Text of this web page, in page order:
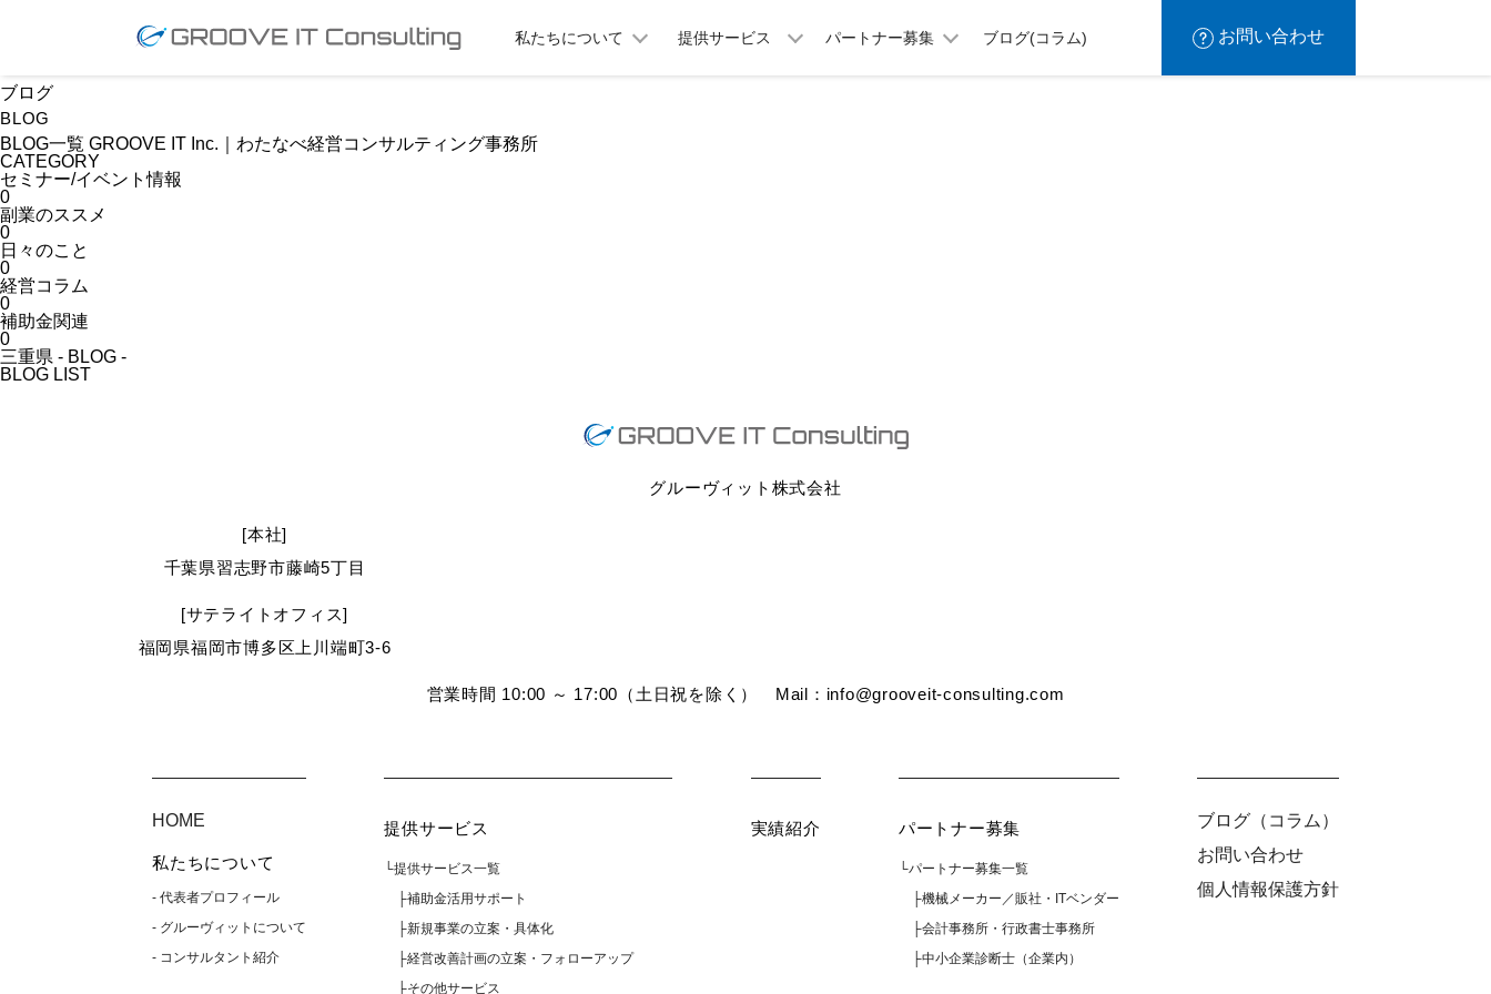
私たちについて 提供サービス パートナー募集 ブログ(コラム) お問い合わせ
ブログ
BLOG
BLOG一覧 GROOVE IT Inc.｜わたなべ経営コンサルティング事務所
CATEGORY
セミナー/イベント情報
0
副業のススメ
0
日々のこと
0
経営コラム
0
補助金関連
0
三重県 - BLOG -
BLOG LIST
グルーヴィット株式会社
[本社]
千葉県習志野市藤崎5丁目
[サテライトオフィス]
福岡県福岡市博多区上川端町3-6
営業時間 10:00 ～ 17:00（土日祝を除く） Mail：info@grooveit-consulting.com
HOME
私たちについて
- 代表者プロフィール
- グルーヴィットについて
- コンサルタント紹介
提供サービス
└提供サービス一覧
├補助金活用サポート
├新規事業の立案・具体化
├経営改善計画の立案・フォローアップ
├その他サービス
実績紹介 パートナー募集
└パートナー募集一覧
├機械メーカー／販社・ITベンダー
├会計事務所・行政書士事務所
├中小企業診断士（企業内）
ブログ（コラム）
お問い合わせ
個人情報保護方針